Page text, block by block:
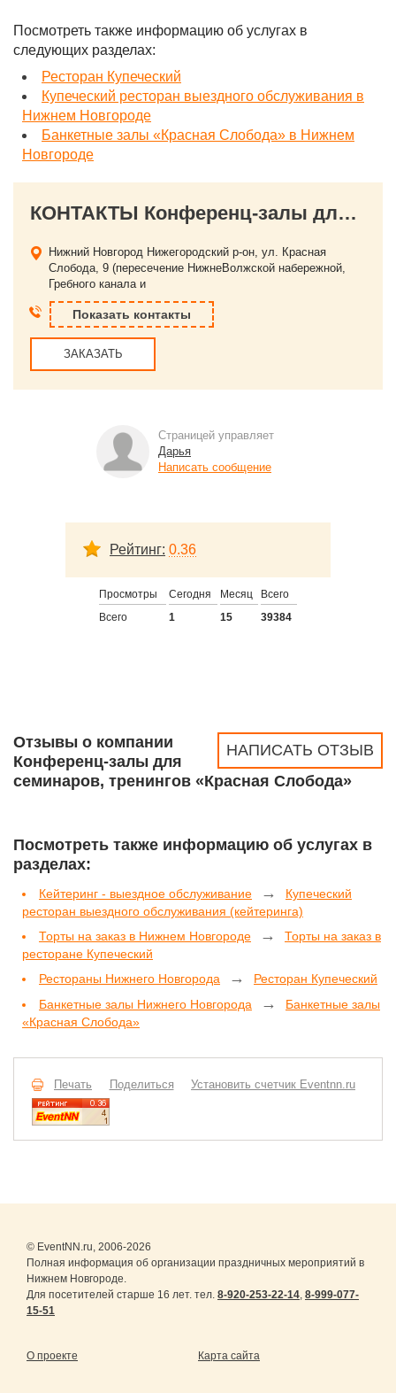
Посмотреть также информацию об услугах в
следующих разделах:
Ресторан Купеческий
Купеческий ресторан выездного обслуживания в
Нижнем Новгороде
Банкетные залы «Красная Слобода» в Нижнем
Новгороде
КОНТАКТЫ Конференц-залы для семинаров, тренингов «Красная Слобода»
Нижний Новгород Нижегородский р-он, ул. Красная
Слобода, 9 (пересечение НижнеВолжской набережной,
Гребного канала и
Показать контакты
ЗАКАЗАТЬ
Страницей управляет
Дарья
Написать сообщение
Рейтинг: 0.36
Просмотры Сегодня Месяц
Всего
Всего
1 15 39384
НАПИСАТЬ ОТЗЫВ
Отзывы о компании
Конференц-залы для
семинаров, тренингов «Красная Слобода»
Посмотреть также информацию об услугах в
разделах:
Кейтеринг - выездное обслуживание →
Купеческий
ресторан выездного обслуживания (кейтеринга)
Торты на заказ в Нижнем Новгороде
→
Торты на заказ в
ресторане Купеческий
Рестораны Нижнего Новгорода
→
Ресторан Купеческий
Банкетные залы Нижнего Новгорода
→
Банкетные залы
«Красная Слобода»
Печать Поделиться Установить счетчик Eventnn.ru
© EventNN.ru, 2006-2026
Полная информация об организации праздничных мероприятий в
Нижнем Новгороде.
Для посетителей старше 16 лет. тел. 8-920-253-22-14 8-999-077-
15-51
О проекте Карта сайта